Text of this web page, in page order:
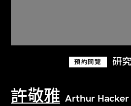
預約閱覽 研
許敬雅 Arthur Hacker
關於M+藏品
探索世界頂級的二十及
文化藏品。